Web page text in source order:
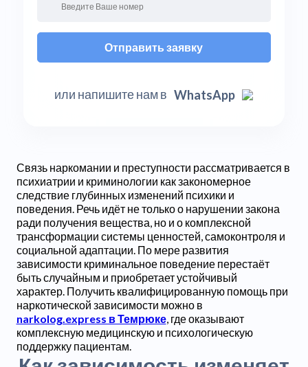
Отправить заявку
или напишите нам в WhatsApp
Связь наркомании и преступности рассматривается в
психиатрии и криминологии как закономерное
следствие глубинных изменений психики и
поведения. Речь идёт не только о нарушении закона
ради получения вещества, но и о комплексной
трансформации системы ценностей, самоконтроля и
социальной адаптации. По мере развития
зависимости криминальное поведение перестаёт
быть случайным и приобретает устойчивый
характер. Получить квалифицированную помощь при
наркотической зависимости можно в
narkolog.express в Темрюке, где оказывают
комплексную медицинскую и психологическую
поддержку пациентам.